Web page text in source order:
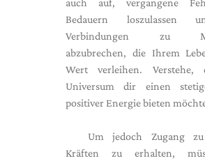
auch auf, vergangene
Bedauern loszulassen
Verbindungen zu
abzubrechen, die Ihrem
Wert verleihen. Verstehe,
Universum dir einen
positiver Energie bieten
Um jedoch Zugang
Kräften zu erhalten,